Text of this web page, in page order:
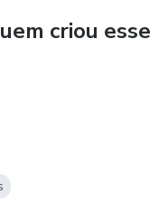
criou esse